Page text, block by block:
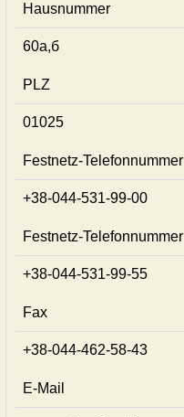
Hausnummer
60а,б
PLZ
01025
Festnetz-Telefonnummer
+38-044-531-99-00
Festnetz-Telefonnummer
+38-044-531-99-55
Fax
+38-044-462-58-43
E-Mail